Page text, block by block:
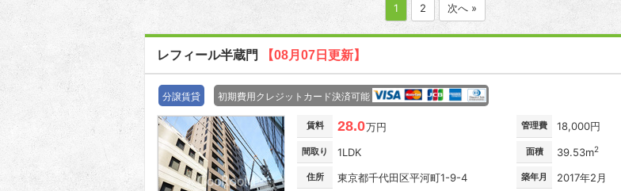
1 2 次へ »
レフィール半蔵門 【08月07日更新】
分譲賃貸 初期費用クレジットカード決済可能
賃料 28.0万円 管理費 18,000円
間取り 1LDK 面積 39.53m2
住所 東京都千代田区平河町1-9-4 築年月 2017年2月